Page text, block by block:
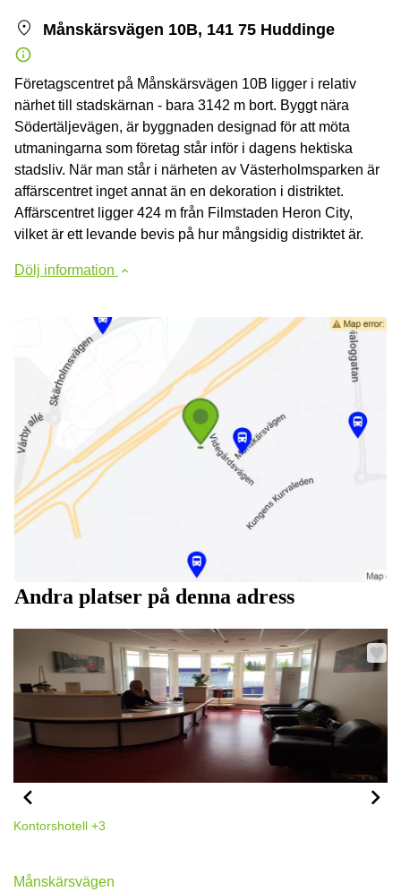
Månskärsvägen 10B, 141 75 Huddinge
Företagscentret på Månskärsvägen 10B ligger i relativ
närhet till stadskärnan - bara 3142 m bort. Byggt nära
Södertäljevägen, är byggnaden designad för att möta
utmaningarna som företag står inför i dagens hektiska
stadsliv. När man står i närheten av Västerholmsparken är
affärscentret inget annat än en dekoration i distriktet.
Affärscentret ligger 424 m från Filmstaden Heron City,
vilket är ett levande bevis på hur mångsidig distriktet är.
Dölj information
Andra platser på denna adress
Kontorshotell +3
Månskärsvägen